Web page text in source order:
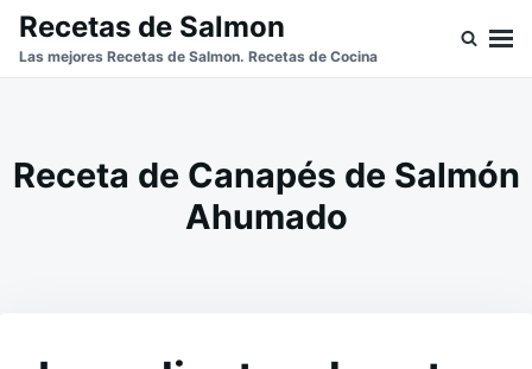
SkipBuscar:
Recetas de Salmon
Las mejores Recetas de Salmon. Recetas de Cocina
Receta de Canapés de Salmón
Ahumado